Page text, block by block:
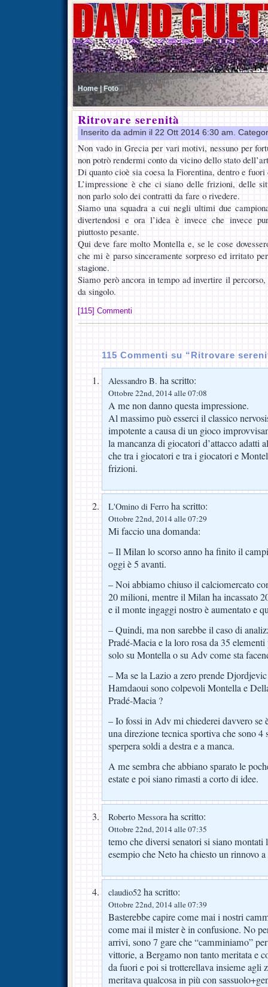
Home | Foto
Ritrovare serenità
Inserito da admin il 22 Ott 2014 6:30 am.
Non vado in Grecia per vari motivi, nessuno per
non potrò rendermi conto da vicino dello stato
Di quanto cioè sia coesa la Fiorentina, dentro e fuori
L’impressione è che ci siano delle frizioni, delle
non parlo solo dei contratti da fare o rivedere.
Siamo una squadra a cui negli ultimi due
divertendosi e ora l’idea è invece che invece
piuttosto pesante.
Qui deve fare molto Montella e, se le cose
che mi è parso sinceramente sorpreso ed irritato
stagione.
Siamo però ancora in tempo ad invertire il percorso,
da singolo.
[115] Commenti
115 Commenti su “Ritrovare
Alessandro B. ha scritto:
Ottobre 22nd, 2014 alle 07:08
A me non danno questa impressione.
Al massimo può esserci il classico
impotente a causa di un gioco
la mancanza di giocatori d’attacco adatti
che tra i giocatori e tra i giocatori e
frizioni.
L'Omino di Ferro ha scritto:
Ottobre 22nd, 2014 alle 07:29
Mi faccio una domanda:
– Il Milan lo scorso anno ha finito il
oggi è 5 avanti.
– Noi abbiamo chiuso il calciomercato
20 milioni, mentre il Milan ha incassato
e il monte ingaggi nostro è aumentato e
– Quindi, ma non sarebbe il caso di
Pradé-Macia e la loro rosa da 35
solo su Montella o su Adv come sta
– Ma se la Lazio a zero prende
Hamdaoui sono colpevoli Montella e
Pradé-Macia ?
– Io fossi in Adv mi chiederei davvero se
una direzione tecnica sportiva che sono 4
sperpera soldi a destra e a manca.
A me sembra che abbiano sparato le
estate e poi siano rimasti a corto di idee.
Roberto Messoraha scritto:
Ottobre 22nd, 2014 alle 07:35
temo che diversi senatori si siano montati
esempio che Neto ha chiesto un rinnovo
claudio52 ha scritto:
Ottobre 22nd, 2014 alle 07:39
Basterebbe capire come mai i nostri
come mai il mister è in confusione. No
arrivi, sono 7 gare che “camminiamo”
vittorie, a Bergamo non tanto meritata e
da fuori e poi si trotterellava insieme agli
meritava qualcosa in più con